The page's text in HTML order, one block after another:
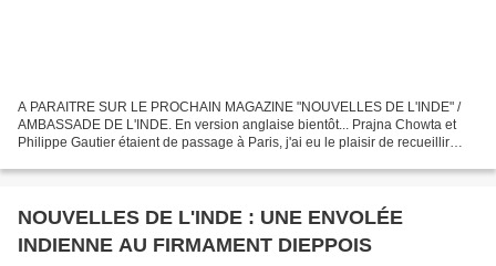
A PARAITRE SUR LE PROCHAIN MAGAZINE "NOUVELLES DE L'INDE" /
AMBASSADE DE L'INDE. En version anglaise bientôt... Prajna Chowta et
Philippe Gautier étaient de passage à Paris, j'ai eu le plaisir de recueillir
NOUVELLES DE L'INDE : UNE ENVOLÉE
INDIENNE AU FIRMAMENT DIEPPOIS